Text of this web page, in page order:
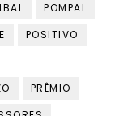
POMPAL
POSITIVO
PRÊMIO